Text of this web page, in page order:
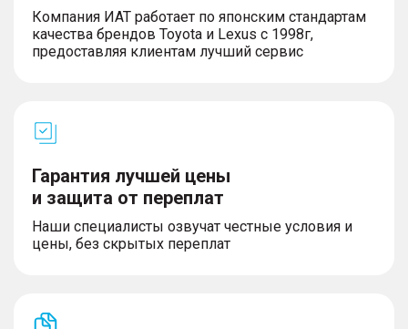
Компания ИАТ работает по японским стандартам
качества брендов Toyota и Lexus с 1998г,
предоставляя клиентам лучший сервис
Гарантия лучшей цены
и защита от переплат
Наши специалисты озвучат честные условия и
цены, без скрытых переплат